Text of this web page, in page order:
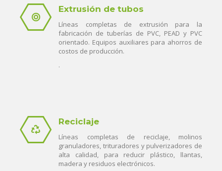
Extrusión de tubos
Líneas completas de extrusión para la
fabricación de tuberías de PVC, PEAD y PVC
orientado. Equipos auxiliares para ahorros de
costos de producción.
.
Reciclaje
Líneas completas de reciclaje, molinos
granuladores, trituradores y pulverizadores de
alta calidad, para reducir plástico, llantas,
madera y residuos electrónicos.